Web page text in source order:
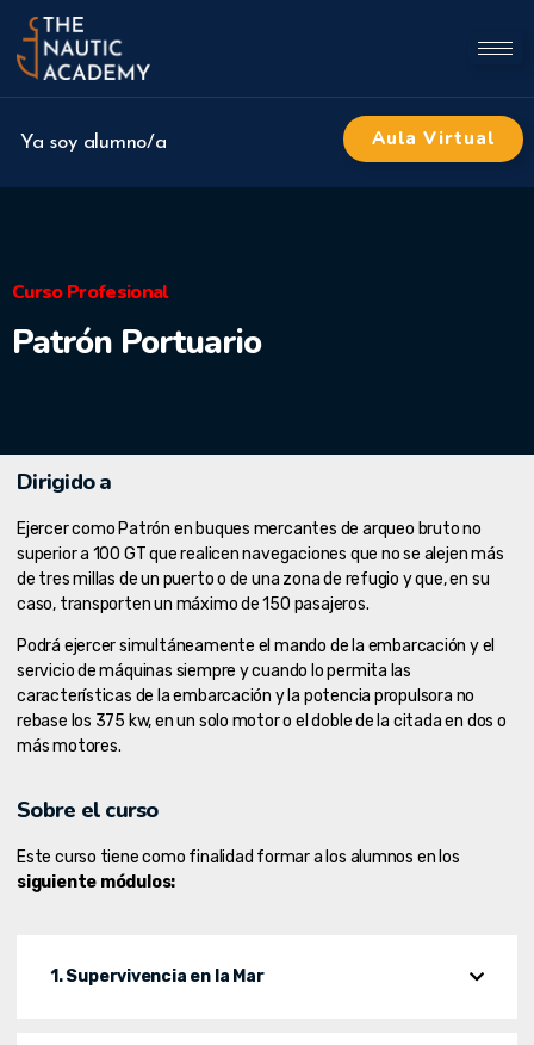
Ya soy alumno/a Aula Virtual
Curso Profesional
Patrón Portuario
Dirigido a
Ejercer como Patrón en buques mercantes de arqueo bruto no
superior a 100 GT que realicen navegaciones que no se alejen más
de tres millas de un puerto o de una zona de refugio y que, en su
caso, transporten un máximo de 150 pasajeros.
Podrá ejercer simultáneamente el mando de la embarcación y el
servicio de máquinas siempre y cuando lo permita las
características de la embarcación y la potencia propulsora no
rebase los 375 kw, en un solo motor o el doble de la citada en dos o
más motores.
Sobre el curso
Este curso tiene como finalidad formar a los alumnos en los
siguiente módulos:
1. Supervivencia en la Mar